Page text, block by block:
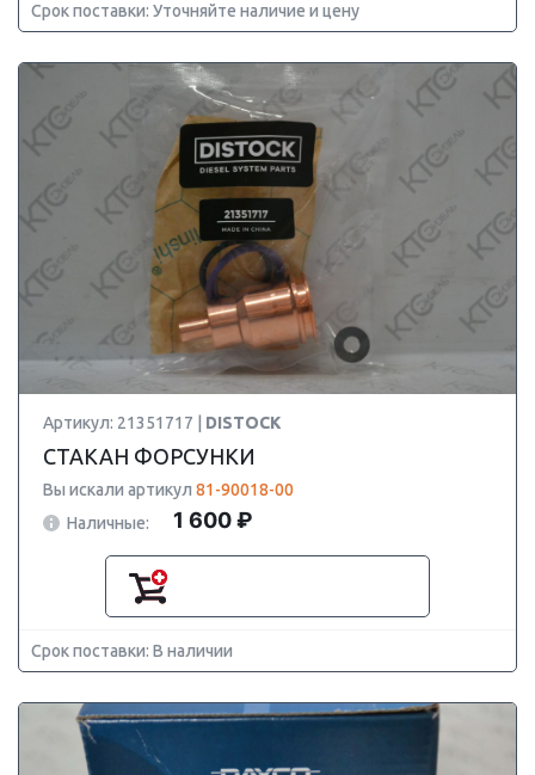
Срок поставки: Уточняйте наличие и цену
Артикул: 21351717 | DISTOCK
СТАКАН ФОРСУНКИ
Вы искали артикул 81-90018-00
Наличные:
1 600 ₽
Срок поставки: В наличии